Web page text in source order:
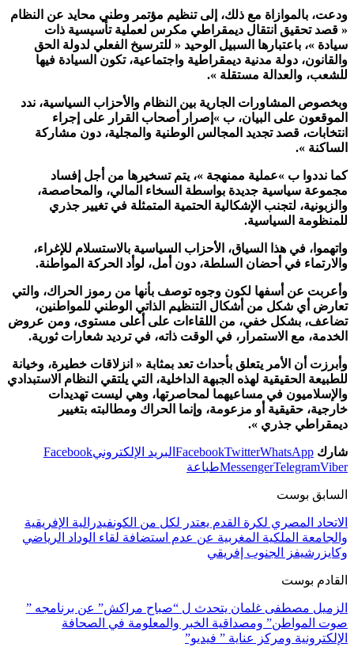
ودعت، بالموازاة مع ذلك، إلى تنظيم مؤتمر وطني محايد عن النظام
« قصد تحقيق انتقال ديمقراطي مكرس لعملية تأسيسية ذات
سيادة »، باعتبارها السبيل الوحيد « للترسيخ الفعلي لدولة الحق
والقانون، دولة مدنية ديمقراطية واجتماعية، تكون السيادة فيها
للشعب، والعدالة مستقلة ».
وبخصوص المشاورات الجارية بين النظام والأحزاب السياسية، ندد
الموقعون على البيان، ب »إصرار أصحاب القرار على إجراء
انتخابات، قصد تجديد المجالس الوطنية والمجلية، دون مشاركة
الساكنة ».
كما نددوا ب »عملية ممنهجة »، يتم تسخيرها من أجل إفساد
مجموعة سياسية جديدة بواسطة السخاء المالي، والمحاصصة،
والزبونية، لتجنب الإشكالية الحتمية المتمثلة في تغيير جذري
للمنظومة السياسية.
واتهموا، في هذا السياق، الأحزاب السياسية بالاستسلام للإغراء،
والارتماء في أحضان السلطة، دون أمل، لوأد الحركة المواطنة.
وأعربت عن أسفها لكون وجوه توصف بأنها من رموز الحراك، والتي
تعارض أي شكل من أشكال التنظيم الذاتي الوطني للمواطنين،
تضاعف، بشكل خفي، من اللقاءات على أعلى مستوى، ومن عروض
الخدمة، مع الاستمرار، في الوقت ذاته، في ترديد شعارات ثورية.
وأبرزت أن الأمر يتعلق بأحداث تعد بمثابة « انزلاقات خطيرة، وخيانة
للطبيعة الحقيقية لهذه الجبهة الداخلية، التي يلتقي النظام الاستبدادي
والإسلاميون في مساعيهما لمحاصرتها، وهي ليست تهديدات
خارجية، حقيقية أو مزعومة، وإنما الحراك ومطالبته بتغيير
ديمقراطي جذري ».
شارك FacebookTwitterWhatsApp البريد الإلكترونيFacebook
MessengerTelegramViber طباعة
السابق بوست
الاتحاد المصري لكرة القدم يعتدر لكل من الكونفيدرالية الإفريقية
والجامعة الملكية المغربية عن عدم استضافة لقاء الوداد الرياضي
وكايزرشيفز الجنوب إفريقي
القادم بوست
الزميل مصطفى غلمان يتحدث ل “صباح مراكش” عن برنامجه ”
صوت المواطن” ومصداقية الخبر والمعلومة في الصحافة
الإلكترونية ومركز عناية ” فيديو”